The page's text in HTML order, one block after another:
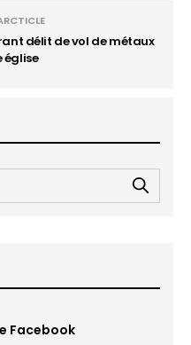
délit de vol de métaux
église
Facebook